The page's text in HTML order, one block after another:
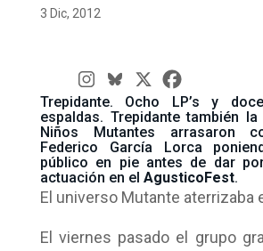
3 Dic, 2012
Trepidante. Ocho LP’s y
espaldas. Trepidante también
Niños Mutantes arrasaron
Federico García Lorca
público en pie antes de dar
actuación en el AgusticoFest.
El universo Mutante aterrizaba
El viernes pasado el grupo